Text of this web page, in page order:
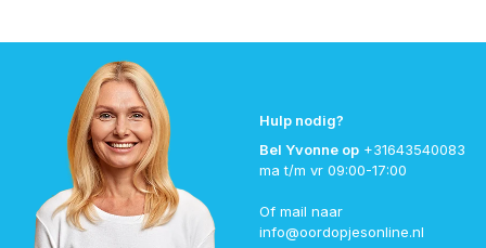
Hulp nodig?
Bel Yvonne op +31643540083
ma t/m vr 09:00-17:00
Of mail naar
info@oordopjesonline.nl